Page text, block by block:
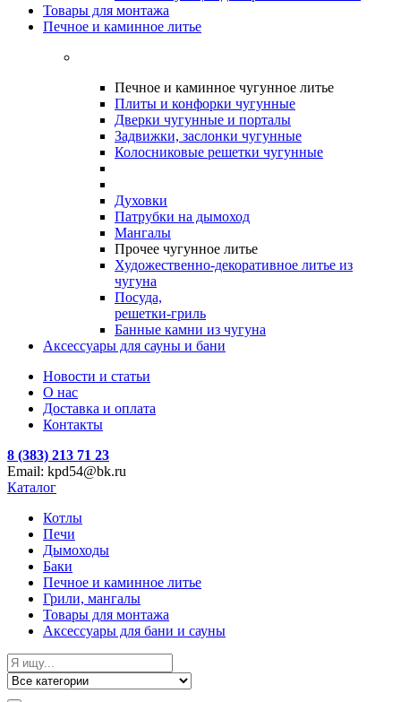
Товары для монтажа
Печное и каминное литье
Печное и каминное чугунное литье
Плиты и конфорки чугунные
Дверки чугунные и порталы
Задвижки, заслонки чугунные
Колосниковые решетки чугунные
Духовки
Патрубки на дымоход
Мангалы
Прочее чугунное литье
Художественно-декоративное литье из
чугуна
Посуда,
решетки-гриль
Банные камни из чугуна
Аксессуары для сауны и бани
Новости и статьи
О нас
Доставка и оплата
Контакты
8 (383) 213 71 23
Email: kpd54@bk.ru
Каталог
Котлы
Печи
Дымоходы
Баки
Печное и каминное литье
Грили, мангалы
Товары для монтажа
Аксессуары для бани и сауны
Search
for: